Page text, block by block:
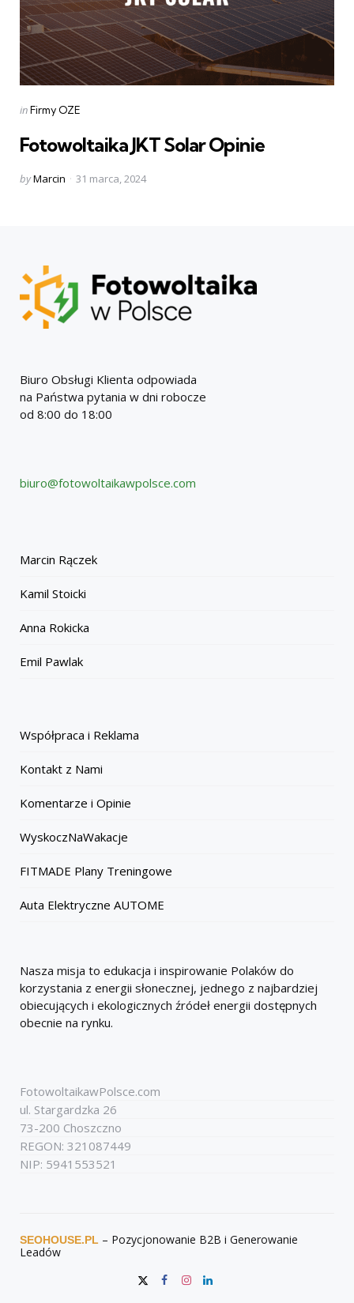
Categories
Posted
inFirmy OZE
Fotowoltaika JKT Solar Opinie
Posted
byMarcin 31 marca, 2024
Biuro Obsługi Klienta odpowiada
na Państwa pytania w dni robocze
od 8:00 do 18:00
biuro@fotowoltaikawpolsce.com
Marcin Rączek
Kamil Stoicki
Anna Rokicka
Emil Pawlak
Współpraca i Reklama
Kontakt z Nami
Komentarze i Opinie
WyskoczNaWakacje
FITMADE Plany Treningowe
Auta Elektryczne AUTOME
Nasza misja to edukacja i inspirowanie Polaków do
korzystania z energii słonecznej, jednego z najbardziej
obiecujących i ekologicznych źródeł energii dostępnych
obecnie na rynku.
FotowoltaikawPolsce.com
ul. Stargardzka 26
73-200 Choszczno
REGON: 321087449
NIP: 5941553521
SEOHOUSE.PL – Pozycjonowanie B2B i Generowanie
Leadów